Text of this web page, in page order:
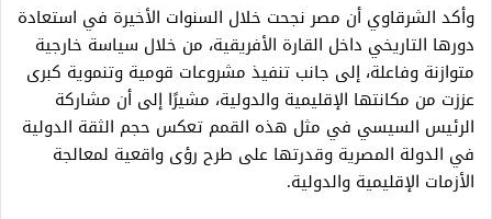
وأكد الشرقاوي أن مصر نجحت خلال السنوات الأخيرة في استعادة
دورها التاريخي داخل القارة الأفريقية، من خلال سياسة خارجية
متوازنة وفاعلة، إلى جانب تنفيذ مشروعات قومية وتنموية كبرى
عززت من مكانتها الإقليمية والدولية، مشيرًا إلى أن مشاركة
الرئيس السيسي في مثل هذه القمم تعكس حجم الثقة الدولية
في الدولة المصرية وقدرتها على طرح رؤى واقعية لمعالجة
الأزمات الإقليمية والدولية.